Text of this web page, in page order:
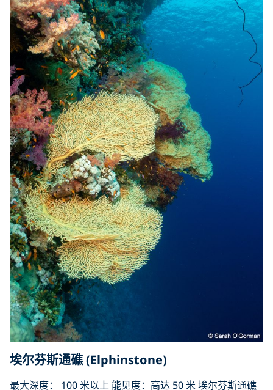
埃尔芬斯通礁 (Elphinstone)
最大深度： 100 米以上 能见度：高达 50 米 埃尔芬斯通礁